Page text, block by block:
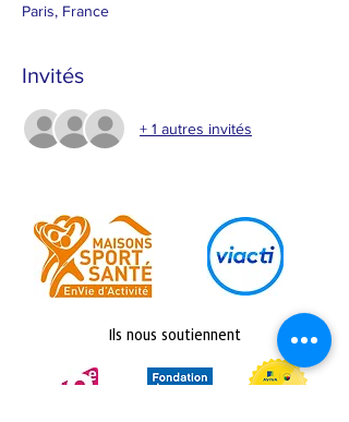
Paris, France
Invités
+ 1 autres invités
Ils nous soutiennent